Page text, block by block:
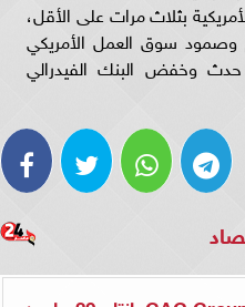
بثلاث مرات على الأقل،
وصمود سوق العمل الأمريكي
وخفض البنك الفيدرالي